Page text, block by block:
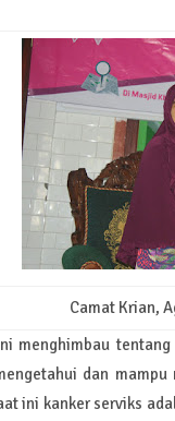
Camat Krian,
menghimbau
dan
ini kanker serviks